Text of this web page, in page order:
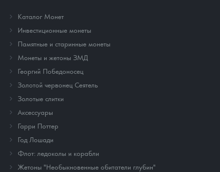
Каталог Монет
Инвестиционные монеты
Памятные и старинные монеты
Монеты и жетоны ЗМД
Георгий Победоносец
Золотой червонец Сеятель
Золотые слитки
Аксессуары
Гарри Поттер
Год Лошади
Флот: ледоколы и корабли
Жетоны "Необыкновенные обитатели глубин"